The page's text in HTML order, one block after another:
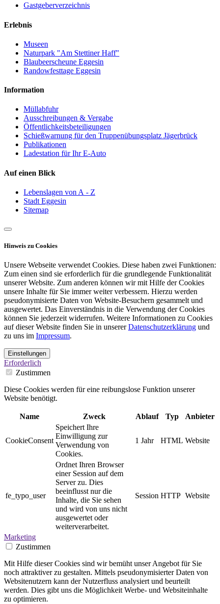
Gastgeberverzeichnis
Erlebnis
Museen
Naturpark "Am Stettiner Haff"
Blaubeerscheune Eggesin
Randowfesttage Eggesin
Information
Müllabfuhr
Ausschreibungen & Vergabe
Öffentlichkeitsbeteiligungen
Schießwarnung für den Truppenübungsplatz Jägerbrück
Publikationen
Ladestation für Ihr E-Auto
Auf einen Blick
Lebenslagen von A - Z
Stadt Eggesin
Sitemap
Hinweis zu Cookies
Unsere Webseite verwendet Cookies. Diese haben zwei Funktionen:
Zum einen sind sie erforderlich für die grundlegende Funktionalität
unserer Website. Zum anderen können wir mit Hilfe der Cookies
unsere Inhalte für Sie immer weiter verbessern. Hierzu werden
pseudonymisierte Daten von Website-Besuchern gesammelt und
ausgewertet. Das Einverständnis in die Verwendung der Cookies
können Sie jederzeit widerrufen. Weitere Informationen zu Cookies
auf dieser Website finden Sie in unsererDatenschutzerklärung und
zu uns im Impressum.
Einstellungen
Erforderlich
Zustimmen
Diese Cookies werden für eine reibungslose Funktion unserer
Website benötigt.
Name Zweck Ablauf Typ Anbieter
CookieConsent
Speichert Ihre
Einwilligung zur
Verwendung von
Cookies.
1 Jahr HTML Website
fe_typo_user
Ordnet Ihren Browser
einer Session auf dem
Server zu. Dies
beeinflusst nur die
Inhalte, die Sie sehen
und wird von uns nicht
ausgewertet oder
weiterverarbeitet.
Session HTTP Website
Marketing
Zustimmen
Mit Hilfe dieser Cookies sind wir bemüht unser Angebot für Sie
noch attraktiver zu gestalten. Mittels pseudonymisierter Daten von
Websitenutzern kann der Nutzerfluss analysiert und beurteilt
werden. Dies gibt uns die Möglichkeit Werbe- und Websiteinhalte
zu optimieren.